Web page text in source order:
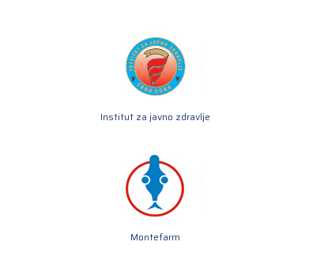
Institut za javno zdravlje
Montefarm